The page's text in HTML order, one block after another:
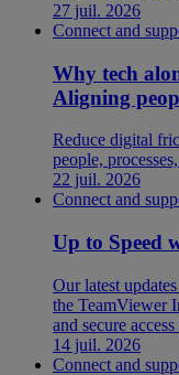
27 juil. 2026
Connect and
Why tech
Aligning
Reduce digital
people,
22 juil. 2026
Connect and
Up to Speed
Our latest
the TeamViewer
and secure
14 juil. 2026
Connect and